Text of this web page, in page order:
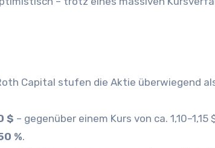
Capital stufen die Aktie überwiegend
$ – gegenüber einem Kurs von ca. 1,10–1,15
%.